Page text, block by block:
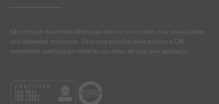
São sempre de admitir diferenças entre as cores reais e as visualizadas
nos diferentes monitores. Para uma escolha mais precisa a CIN
recomenda que faça um teste de cor antes de qualquer aplicação.